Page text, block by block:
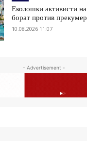
Еколошки активисти
борат против
10.08.2026 11:07
- Advertisement -